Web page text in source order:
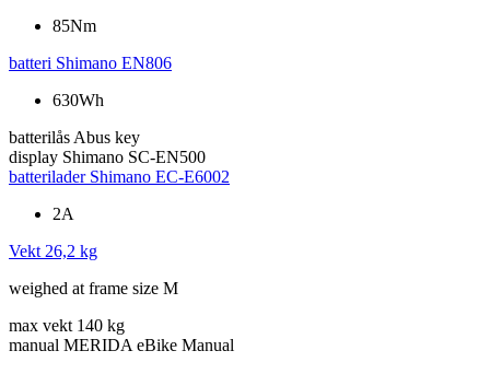
85Nm
batteri Shimano EN806
630Wh
batterilås Abus key
display Shimano SC-EN500
batterilader Shimano EC-E6002
2A
Vekt 26,2 kg
weighed at frame size M
max vekt 140 kg
manual MERIDA eBike Manual